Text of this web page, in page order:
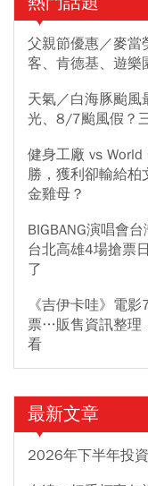
父親節優惠／麥當
客、肯德基、遊
天氣／白海豚颱風
光、8/7颱風假？
健身工廠 vs World
勝，獲利卻輸給
金雞母？
BIGBANG演唱會
台北高雄4場搶票
了
《吉伊卡哇》電
票…販售資訊整理
看
最新文章
2026年下半年投